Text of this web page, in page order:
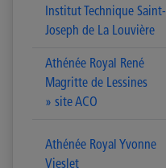
Institut Technique Saint-
Joseph de La Louvière
Athénée Royal René
Magritte de Lessines
» site ACO
Athénée Royal Yvonne
Vieslet